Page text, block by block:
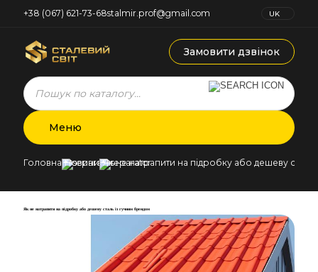
+38 (067) 621-73-68stalmir.prof@gmail.com
UK
Замовити дзвінок
Products
search
Меню
Головна Новини Як не натрапити на підробку або дешеву
Як не натрапити на підробку або дешеву сталь із гучним брендом